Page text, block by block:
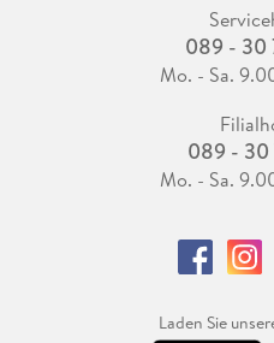
089 - 30
Mo. - Sa.
089 - 30
Mo. - Sa.
Laden Sie